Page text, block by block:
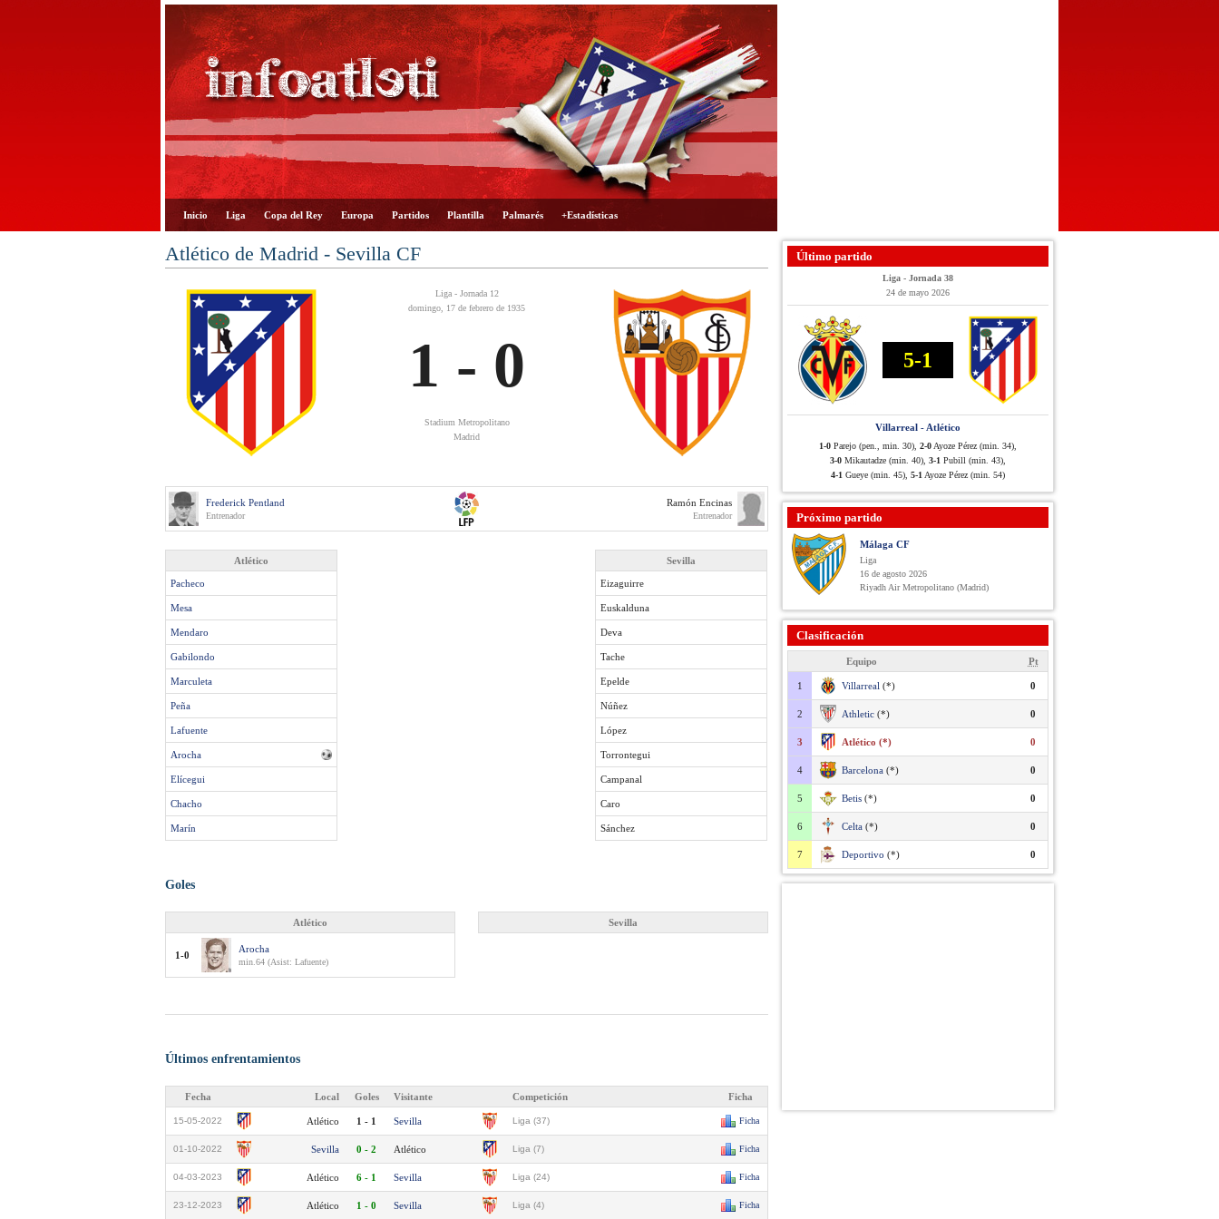
Inicio Liga Copa del Rey Europa Partidos Plantilla Palmarés +Estadísticas
Atlético de Madrid - Sevilla CF
Liga - Jornada 12
domingo, 17 de febrero de 1935
1 - 0
Stadium Metropolitano
Madrid
Frederick Pentland
Entrenador
Ramón Encinas
Entrenador
Atlético
Pacheco
Mesa
Mendaro
Gabilondo
Marculeta
Peña
Lafuente
Arocha
Elícegui
Chacho
Marín
Sevilla
Eizaguirre
Euskalduna
Deva
Tache
Epelde
Núñez
López
Torrontegui
Campanal
Caro
Sánchez
Goles
Atlético
1-0
Arocha
min.64 (Asist: Lafuente)
Sevilla
Últimos enfrentamientos
Fecha Local Goles Visitante Competición Ficha
15-05-2022 Atlético 1 - 1 Sevilla Liga (37) Ficha
01-10-2022 Sevilla 0 - 2 Atlético Liga (7) Ficha
04-03-2023 Atlético 6 - 1 Sevilla Liga (24) Ficha
23-12-2023 Atlético 1 - 0 Sevilla Liga (4) Ficha
Último partido
Liga - Jornada 38
24 de mayo 2026
5-1
Villarreal - Atlético
1-0 Parejo (pen., min. 30), 2-0 Ayoze Pérez (min. 34),
3-0 Mikautadze (min. 40), 3-1 Pubill (min. 43),
4-1 Gueye (min. 45), 5-1 Ayoze Pérez (min. 54)
Próximo partido
Málaga CF
Liga
16 de agosto 2026
Riyadh Air Metropolitano (Madrid)
Clasificación
Equipo Pt
1 Villarreal (*) 0
2 Athletic (*) 0
3 Atlético (*) 0
4 Barcelona (*) 0
5 Betis (*) 0
6 Celta (*) 0
7 Deportivo (*) 0